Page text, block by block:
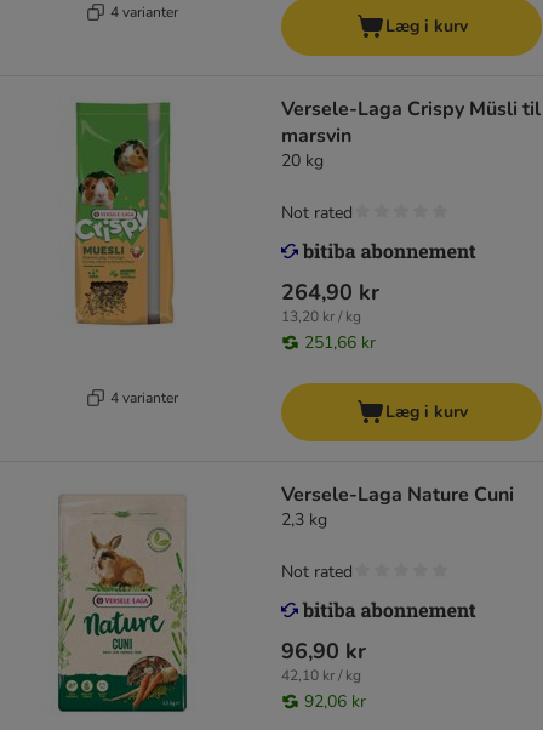
4 varianter
Læg i kurv
4 varianter
Versele-Laga Crispy Müsli til
marsvin
20 kg
264,90 kr
13,20 kr / kg
251,66 kr
Not rated
Læg i kurv
Versele-Laga Nature Cuni
2,3 kg
96,90 kr
42,10 kr / kg
92,06 kr
Not rated